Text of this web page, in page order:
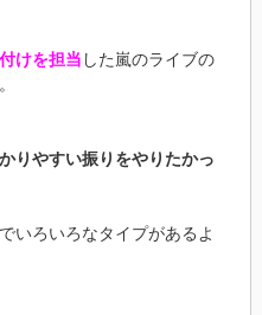
けを担当 した嵐のライブの
りやすい振りをやりたかっ
いろいろなタイプがあるよ